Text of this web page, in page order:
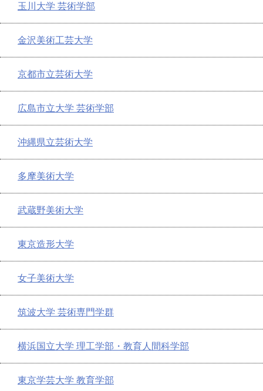
玉川大学 芸術学部
金沢美術工芸大学
京都市立芸術大学
広島市立大学 芸術学部
沖縄県立芸術大学
多摩美術大学
武蔵野美術大学
東京造形大学
女子美術大学
筑波大学 芸術専門学群
横浜国立大学 理工学部・教育人間科学部
東京学芸大学 教育学部